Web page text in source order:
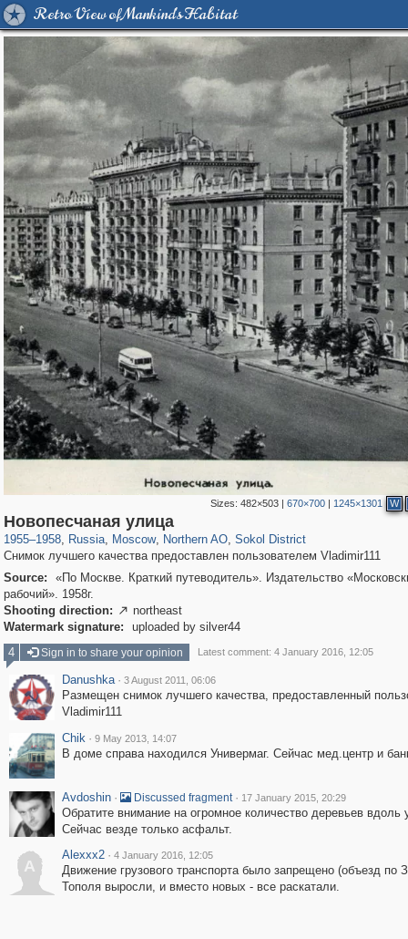
Retro View of Mankind's Habitat
Sizes:482×503 |670×700 | 1245×1301 W
Новопесчаная улица
1955–1958, Russia
1,407,780 29,263
, Moscow
319,968 8,295
, Northern AO
22,549
, Sokol District
Снимок лучшего качества предоставлен пользователем Vladimir111
Source:
«По Москве. Краткий путеводитель». Издательство
рабочий». 1958г.
Shooting direction:  northeast
Watermark signature:
uploaded by silver44
4
Sign in to share your opinion Latest comment: 4 January 2016, 12:05
Danushka · 3 August 2011, 06:06
Размещен снимок лучшего качества, предоставленный
Vladimir111
Chik · 9 May 2013, 14:07
В доме справа находился Универмаг. Сейчас мед.центр и
Avdoshin · Discussed fragment · 17 January 2015, 20:29
Обратите внимание на огромное количество деревьев вдоль
Сейчас везде только асфальт.
A
Alexxx2 · 4 January 2016, 12:05
Движение грузового транспорта было запрещено (объезд по
Тополя выросли, и вместо новых - все раскатали.